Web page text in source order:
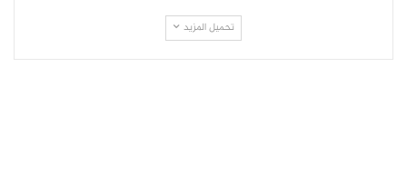
تحميل المزيد